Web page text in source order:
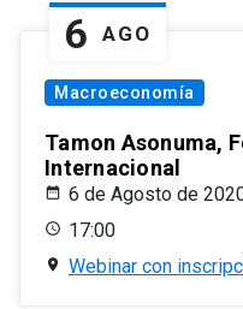
6 AGO
Macroeconomía
Tamon Asonuma,
Internacional
6 de Agosto de
17:00
Webinar con